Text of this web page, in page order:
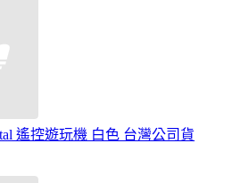
遙控遊玩機 白色 台灣公司貨